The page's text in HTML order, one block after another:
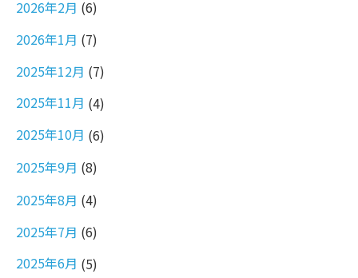
2026年2月 (6)
2026年1月 (7)
2025年12月 (7)
2025年11月 (4)
2025年10月 (6)
2025年9月 (8)
2025年8月 (4)
2025年7月 (6)
2025年6月 (5)